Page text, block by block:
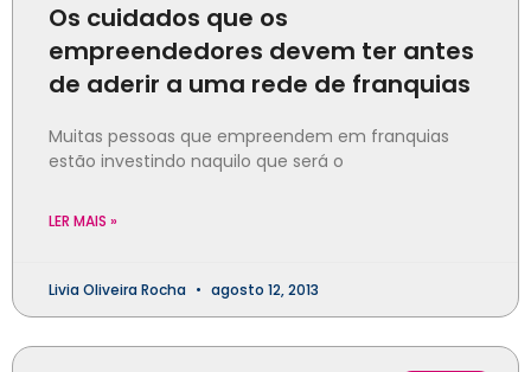
Os cuidados que os
empreendedores devem ter antes
de aderir a uma rede de franquias
Muitas pessoas que empreendem em franquias
estão investindo naquilo que será o
LER MAIS »
Livia Oliveira Rocha agosto 12, 2013